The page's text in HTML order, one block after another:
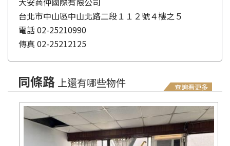
台北市中山區中山北路二段１１２號４樓之５
電話02-25210990
傳真02-25212125
查詢看更多
同條路 上還有哪些物件